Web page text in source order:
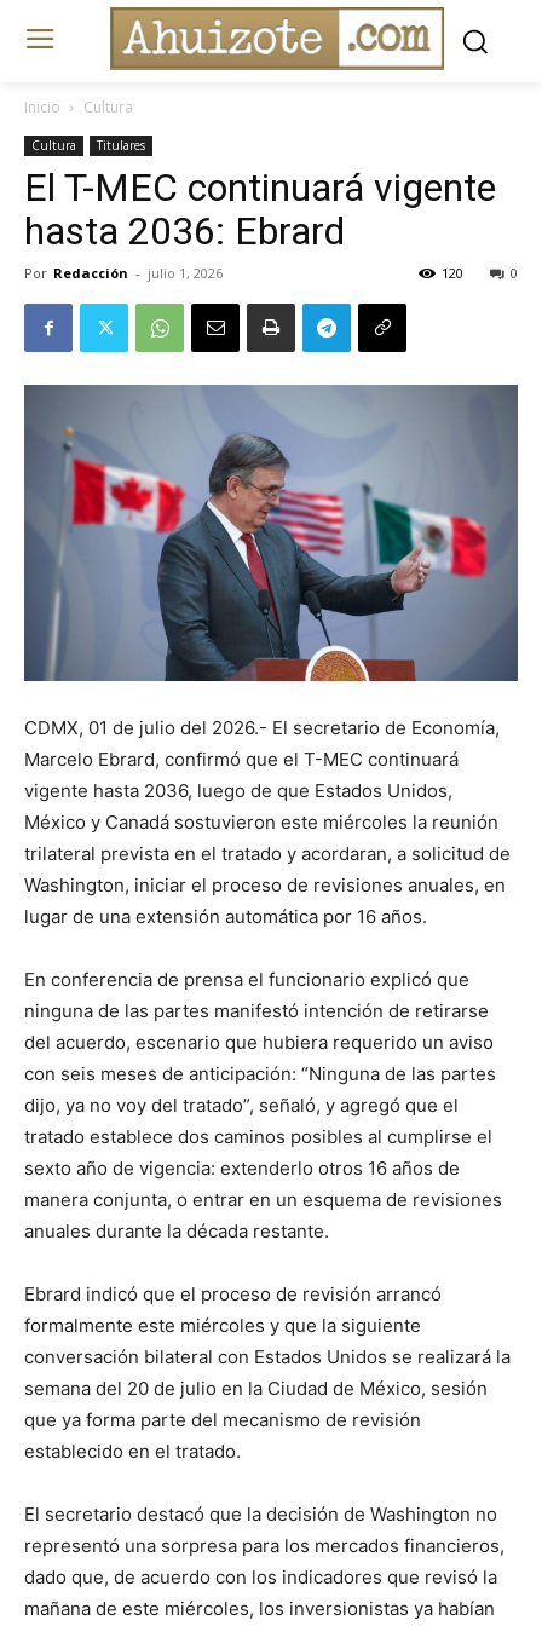
Inicio Cultura
Cultura Titulares
El T-MEC continuará vigente
hasta 2036: Ebrard
Por Redacción - julio 1, 2026 0
120
CDMX, 01 de julio del 2026.- El secretario de Economía,
Marcelo Ebrard, confirmó que el T-MEC continuará
vigente hasta 2036, luego de que Estados Unidos,
México y Canadá sostuvieron este miércoles la reunión
trilateral prevista en el tratado y acordaran, a solicitud de
Washington, iniciar el proceso de revisiones anuales, en
lugar de una extensión automática por 16 años.
En conferencia de prensa el funcionario explicó que
ninguna de las partes manifestó intención de retirarse
del acuerdo, escenario que hubiera requerido un aviso
con seis meses de anticipación: “Ninguna de las partes
dijo, ya no voy del tratado”, señaló, y agregó que el
tratado establece dos caminos posibles al cumplirse el
sexto año de vigencia: extenderlo otros 16 años de
manera conjunta, o entrar en un esquema de revisiones
anuales durante la década restante.
Ebrard indicó que el proceso de revisión arrancó
formalmente este miércoles y que la siguiente
conversación bilateral con Estados Unidos se realizará la
semana del 20 de julio en la Ciudad de México, sesión
que ya forma parte del mecanismo de revisión
establecido en el tratado.
El secretario destacó que la decisión de Washington no
representó una sorpresa para los mercados financieros,
dado que, de acuerdo con los indicadores que revisó la
mañana de este miércoles, los inversionistas ya habían